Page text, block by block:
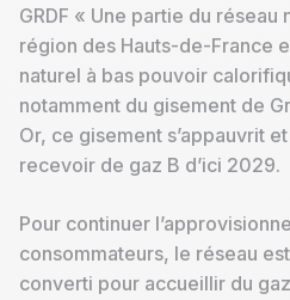
GRDF « Une partie du réseau
région des Hauts-de-France
naturel à bas pouvoir
notamment du gisement de
Or, ce gisement s’appauvrit
recevoir de gaz B d’ici 2029.
Pour continuer
consommateurs, le réseau
converti pour accueillir du